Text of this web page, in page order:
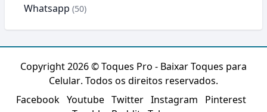
Whatsapp (50)
Copyright 2026 ©Toques Pro - Baixar Toques para
Celular. Todos os direitos reservados.
Facebook Youtube Twitter Instagram
Pinterest